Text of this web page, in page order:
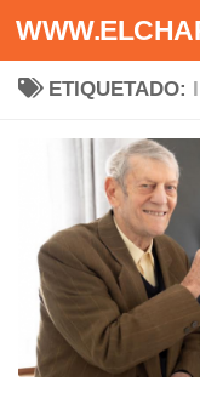
Saltar al
ETIQUETADO: